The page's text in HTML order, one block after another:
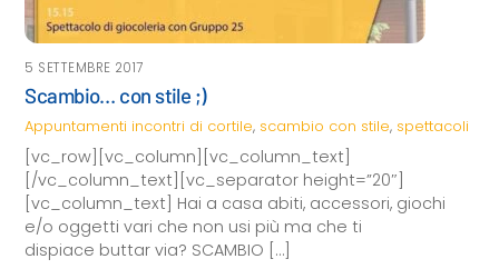
5 SETTEMBRE 2017
Scambio… con stile ;)
Appuntamenti incontri di cortile, scambio con stile, spettacoli
[vc_row][vc_column][vc_column_text]
[/vc_column_text][vc_separator height=”20″]
[vc_column_text] Hai a casa abiti, accessori, giochi
e/o oggetti vari che non usi più ma che ti
dispiace buttar via? SCAMBIO […]